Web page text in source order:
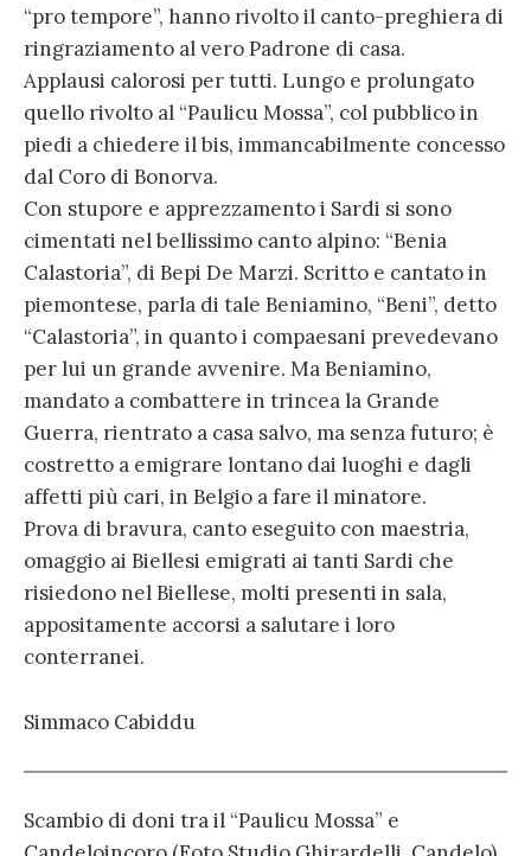
“pro tempore”, hanno rivolto il canto-preghiera di
ringraziamento al vero Padrone di casa.
Applausi calorosi per tutti. Lungo e prolungato
quello rivolto al “Paulicu Mossa”, col pubblico in
piedi a chiedere il bis, immancabilmente concesso
dal Coro di Bonorva.
Con stupore e apprezzamento i Sardi si sono
cimentati nel bellissimo canto alpino: “Benia
Calastoria”, di Bepi De Marzi. Scritto e cantato in
piemontese, parla di tale Beniamino, “Beni”, detto
“Calastoria”, in quanto i compaesani prevedevano
per lui un grande avvenire. Ma Beniamino,
mandato a combattere in trincea la Grande
Guerra, rientrato a casa salvo, ma senza futuro; è
costretto a emigrare lontano dai luoghi e dagli
affetti più cari, in Belgio a fare il minatore.
Prova di bravura, canto eseguito con maestria,
omaggio ai Biellesi emigrati ai tanti Sardi che
risiedono nel Biellese, molti presenti in sala,
appositamente accorsi a salutare i loro
conterranei.
Simmaco Cabiddu
Scambio di doni tra il “Paulicu Mossa” e